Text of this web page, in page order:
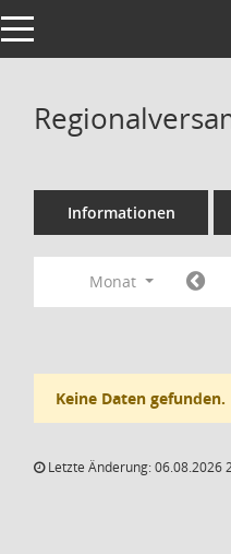
Toggle navigation
Informationen
Monat
Keine Daten gefunden.
Letzte Änderung: 06.08.2026